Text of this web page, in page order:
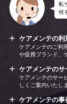
私
何
ケアメンテの利
ケアメンテのご利
や提携ブランド、
ケアメンテのサ
ケアメンテのサー
しくご案内いたし
ケアメンテの事